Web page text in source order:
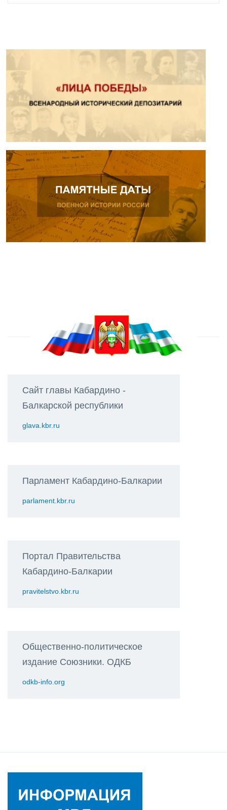
Сайт главы Кабардино -
Балкарской республики
glava.kbr.ru
Парламент Кабардино-Балкарии
parlament.kbr.ru
Портал Правительства
Кабардино-Балкарии
pravitelstvo.kbr.ru
Общественно-политическое
издание Союзники. ОДКБ
odkb-info.org